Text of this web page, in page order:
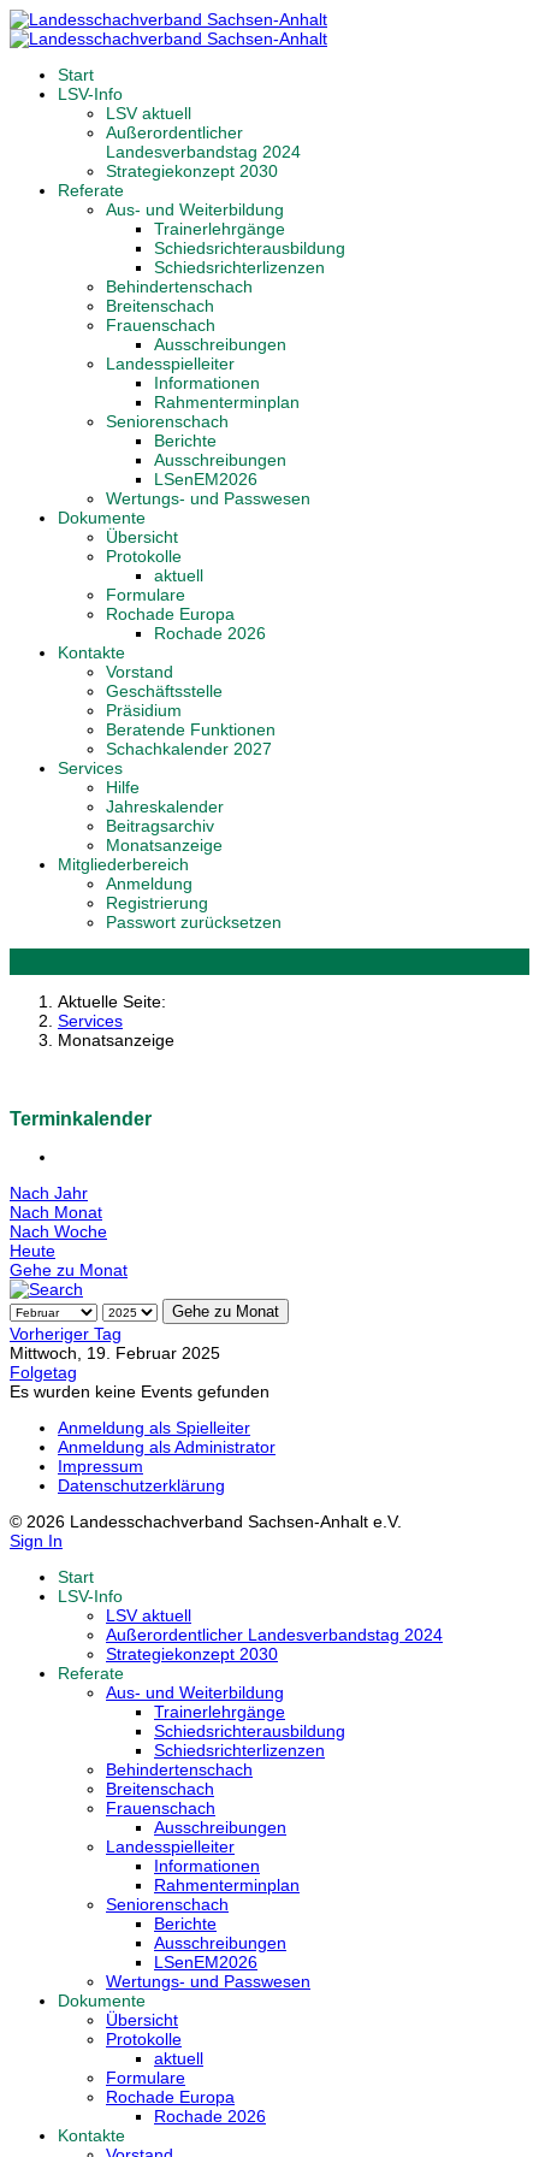
Start
LSV-Info
LSV aktuell
Außerordentlicher
Landesverbandstag 2024
Strategiekonzept 2030
Referate
Aus- und Weiterbildung
Trainerlehrgänge
Schiedsrichterausbildung
Schiedsrichterlizenzen
Behindertenschach
Breitenschach
Frauenschach
Ausschreibungen
Landesspielleiter
Informationen
Rahmenterminplan
Seniorenschach
Berichte
Ausschreibungen
LSenEM2026
Wertungs- und Passwesen
Dokumente
Übersicht
Protokolle
aktuell
Formulare
Rochade Europa
Rochade 2026
Kontakte
Vorstand
Geschäftsstelle
Präsidium
Beratende Funktionen
Schachkalender 2027
Services
Hilfe
Jahreskalender
Beitragsarchiv
Monatsanzeige
Mitgliederbereich
Anmeldung
Registrierung
Passwort zurücksetzen
Aktuelle Seite:
Services
Monatsanzeige
Terminkalender
Nach Jahr
Nach Monat
Nach Woche
Heute
Gehe zu Monat
Gehe zu Monat
Vorheriger Tag
Mittwoch, 19. Februar 2025
Folgetag
Es wurden keine Events gefunden
Anmeldung als Spielleiter
Anmeldung als Administrator
Impressum
Datenschutzerklärung
© 2026 Landesschachverband Sachsen-Anhalt e.V.
Sign In
Start
LSV-Info
LSV aktuell
Außerordentlicher Landesverbandstag 2024
Strategiekonzept 2030
Referate
Aus- und Weiterbildung
Trainerlehrgänge
Schiedsrichterausbildung
Schiedsrichterlizenzen
Behindertenschach
Breitenschach
Frauenschach
Ausschreibungen
Landesspielleiter
Informationen
Rahmenterminplan
Seniorenschach
Berichte
Ausschreibungen
LSenEM2026
Wertungs- und Passwesen
Dokumente
Übersicht
Protokolle
aktuell
Formulare
Rochade Europa
Rochade 2026
Kontakte